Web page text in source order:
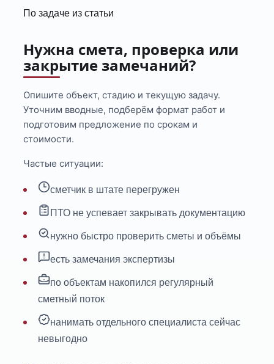
По задаче из статьи
Нужна смета, проверка или
закрытие замечаний?
Опишите объект, стадию и текущую задачу.
Уточним вводные, подберём формат работ и
подготовим предложение по срокам и
стоимости.
Частые ситуации:
сметчик в штате перегружен
ПТО не успевает закрывать документацию
нужно быстро проверить сметы и объёмы
есть замечания экспертизы
по объектам накопился регулярный
сметный поток
нанимать отдельного специалиста сейчас
невыгодно